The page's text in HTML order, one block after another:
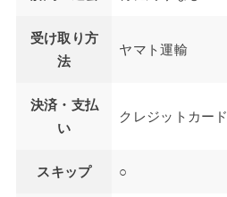
受け取り方
法
ヤマト運輸
決済・支払
い
クレジットカード
スキップ ○